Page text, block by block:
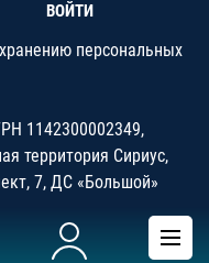
ВОЙТИ
персональных
1142300002349,
территория Сириус,
7, ДС «Большой»